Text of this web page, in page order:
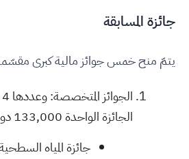
جائزة المسابقة
يتمّ منح خمس جوائز مالية كبرى
الجائزة الواحدة 133,000 دولار، تضمّ الآتي:
جائزة المياه